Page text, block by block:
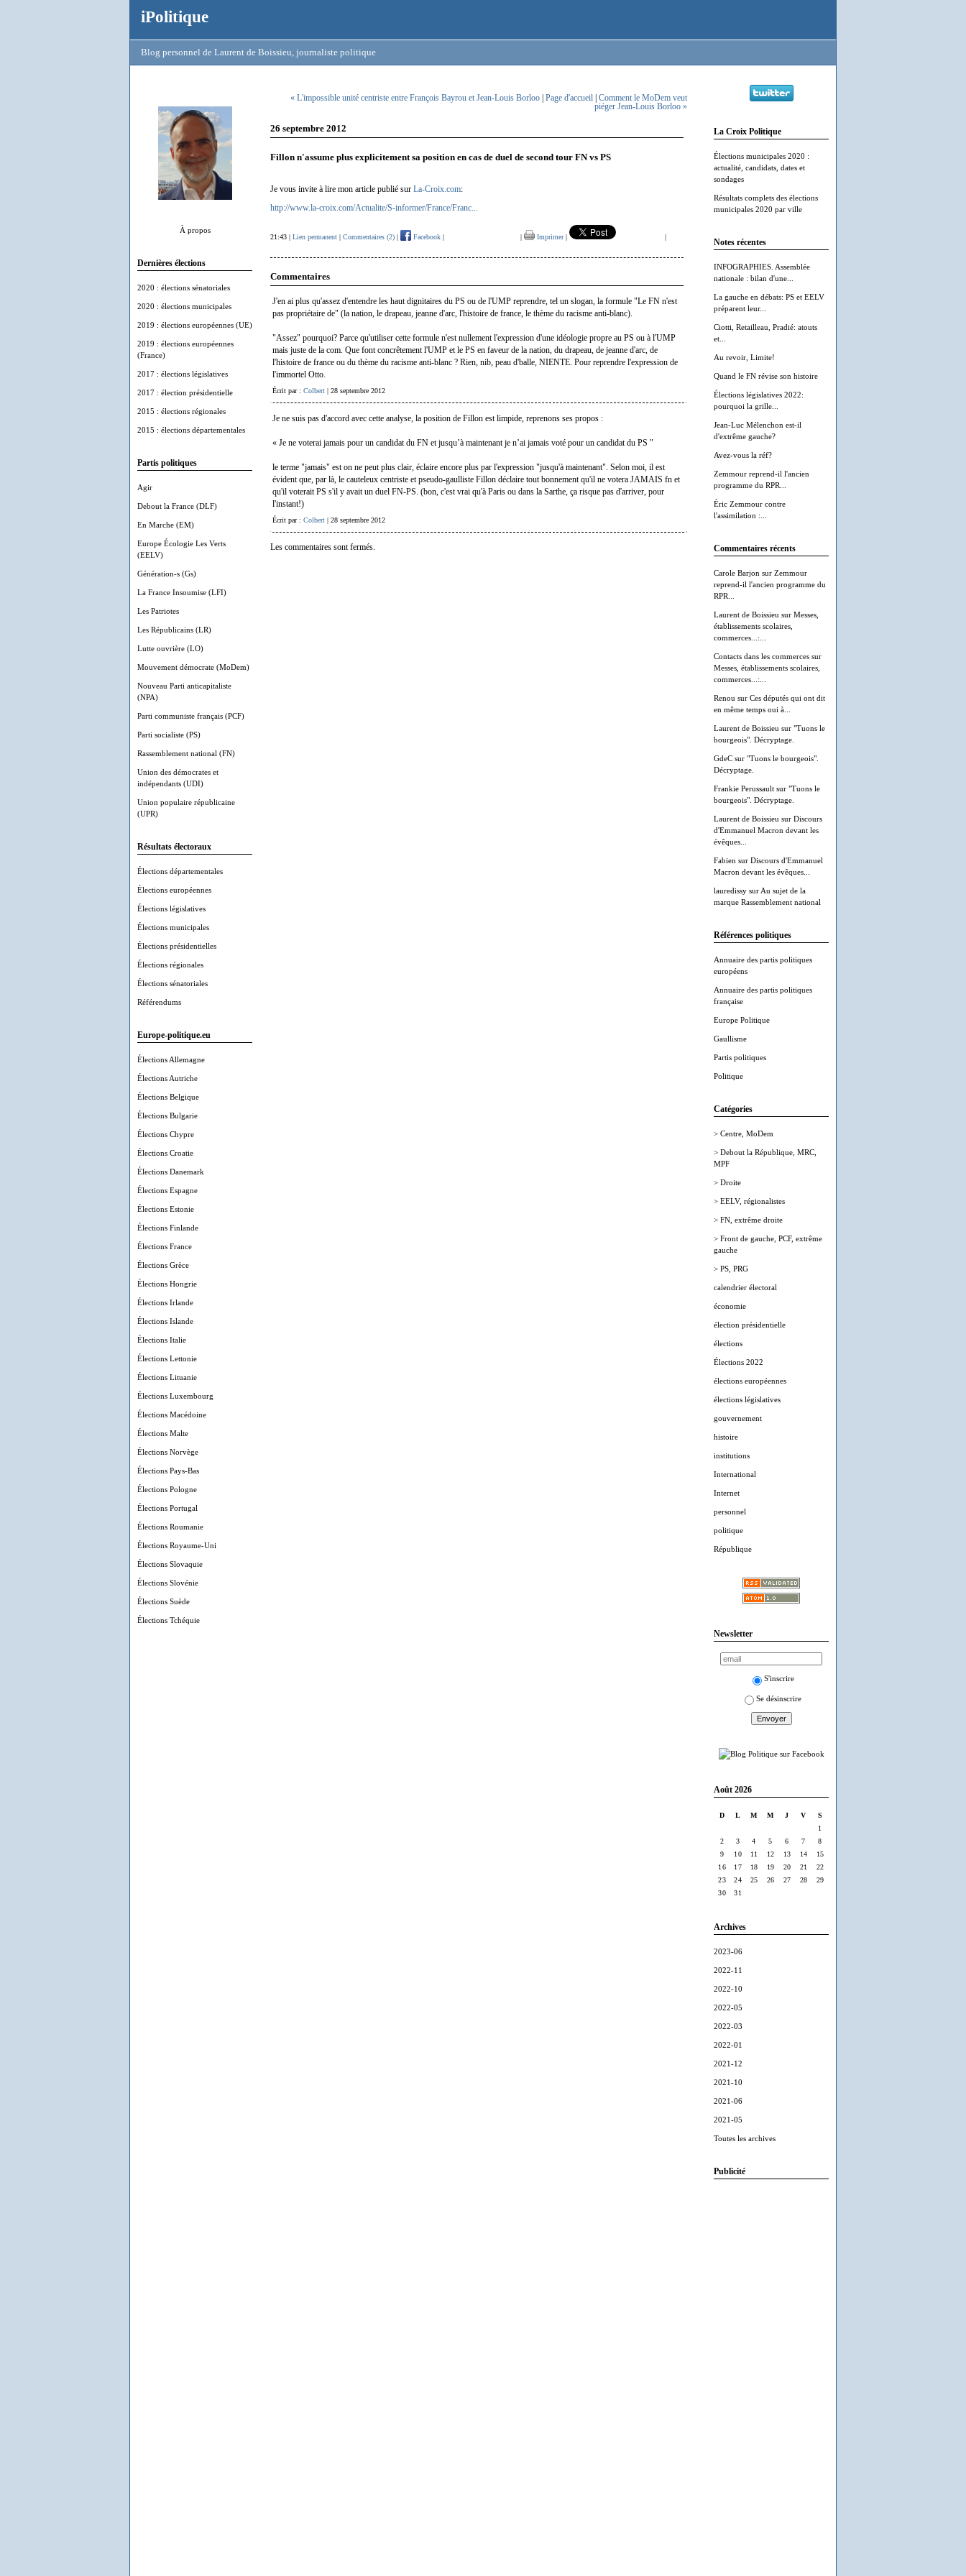
iPolitique
Blog personnel de Laurent de Boissieu, journaliste politique
À propos
Dernières élections
2020 : élections sénatoriales
2020 : élections municipales
2019 : élections européennes (UE)
2019 : élections européennes
(France)
2017 : élections législatives
2017 : élection présidentielle
2015 : élections régionales
2015 : élections départementales
Partis politiques
Agir
Debout la France (DLF)
En Marche (EM)
Europe Écologie Les Verts
(EELV)
Génération-s (Gs)
La France Insoumise (LFI)
Les Patriotes
Les Républicains (LR)
Lutte ouvrière (LO)
Mouvement démocrate (MoDem)
Nouveau Parti anticapitaliste
(NPA)
Parti communiste français (PCF)
Parti socialiste (PS)
Rassemblement national (FN)
Union des démocrates et
indépendants (UDI)
Union populaire républicaine
(UPR)
Résultats électoraux
Élections départementales
Élections européennes
Élections législatives
Élections municipales
Élections présidentielles
Élections régionales
Élections sénatoriales
Référendums
Europe-politique.eu
Élections Allemagne
Élections Autriche
Élections Belgique
Élections Bulgarie
Élections Chypre
Élections Croatie
Élections Danemark
Élections Espagne
Élections Estonie
Élections Finlande
Élections France
Élections Grèce
Élections Hongrie
Élections Irlande
Élections Islande
Élections Italie
Élections Lettonie
Élections Lituanie
Élections Luxembourg
Élections Macédoine
Élections Malte
Élections Norvège
Élections Pays-Bas
Élections Pologne
Élections Portugal
Élections Roumanie
Élections Royaume-Uni
Élections Slovaquie
Élections Slovénie
Élections Suède
Élections Tchéquie
La Croix Politique
Élections municipales 2020 :
actualité, candidats, dates et
sondages
Résultats complets des élections
municipales 2020 par ville
Notes récentes
INFOGRAPHIES. Assemblée
nationale : bilan d'une...
La gauche en débats: PS et EELV
préparent leur...
Ciotti, Retailleau, Pradié: atouts
et...
Au revoir, Limite!
Quand le FN révise son histoire
Élections législatives 2022:
pourquoi la grille...
Jean-Luc Mélenchon est-il
d'extrême gauche?
Avez-vous la réf?
Zemmour reprend-il l'ancien
programme du RPR...
Éric Zemmour contre
l'assimilation :...
Commentaires récents
Carole Barjon sur Zemmour
reprend-il l'ancien programme du
RPR...
Laurent de Boissieu sur Messes,
établissements scolaires,
commerces...:...
Contacts dans les commerces sur
Messes, établissements scolaires,
commerces...:...
Renou sur Ces députés qui ont dit
en même temps oui à...
Laurent de Boissieu sur "Tuons le
bourgeois". Décryptage.
GdeC sur "Tuons le bourgeois".
Décryptage.
Frankie Perussault sur "Tuons le
bourgeois". Décryptage.
Laurent de Boissieu sur Discours
d'Emmanuel Macron devant les
évêques...
Fabien sur Discours d'Emmanuel
Macron devant les évêques...
lauredissy sur Au sujet de la
marque Rassemblement national
Références politiques
Annuaire des partis politiques
européens
Annuaire des partis politiques
française
Europe Politique
Gaullisme
Partis politiques
Politique
Catégories
> Centre, MoDem
> Debout la République, MRC,
MPF
> Droite
> EELV, régionalistes
> FN, extrême droite
> Front de gauche, PCF, extrême
gauche
> PS, PRG
calendrier électoral
économie
élection présidentielle
élections
Élections 2022
élections européennes
élections législatives
gouvernement
histoire
institutions
International
Internet
personnel
politique
République
Newsletter
S'inscrire
Se désinscrire
Août 2026
D L M M J V
S
1
2
3 4 5 6 7
8
9
10 11 12 13 14
15
16
17 18 19 20 21
22
23
24 25 26 27 28
29
30
31
Archives
2023-06
2022-11
2022-10
2022-05
2022-03
2022-01
2021-12
2021-10
2021-06
2021-05
Toutes les archives
Publicité
« L'impossible unité centriste entre François Bayrou et Jean-Louis Borloo Page d'accueil
Comment le MoDem veut
piéger Jean-Louis Borloo »
26 septembre 2012
Fillon n'assume plus explicitement sa position en cas de duel de second tour FN vs PS
Je vous invite à lire mon article publié sur La-Croix.com:
http://www.la-croix.com/Actualite/S-informer/France/Franc...
21:43 | Lien permanent | Commentaires (2) | Facebook | | Imprimer| |
Commentaires
J'en ai plus qu'assez d'entendre les haut dignitaires du PS ou de l'UMP reprendre, tel un slogan, la formule "Le FN n'est
pas propriétaire de" (la nation, le drapeau, jeanne d'arc, l'histoire de france, le thème du racisme anti-blanc).
"Assez" pourquoi? Parce qu'utiliser cette formule n'est nullement l'expression d'une idéologie propre au PS ou à l'UMP
mais juste de la com. Que font concrêtement l'UMP et le PS en faveur de la nation, du drapeau, de jeanne d'arc, de
l'histoire de france ou du thème du racisme anti-blanc ? Rien, nib, peau d'balle, NIENTE. Pour reprendre l'expression de
l'immortel Otto.
Écrit par : Colbert | 28 septembre 2012
Je ne suis pas d'accord avec cette analyse, la position de Fillon est limpide, reprenons ses propos :
« Je ne voterai jamais pour un candidat du FN et jusqu’à maintenant je n’ai jamais voté pour un candidat du PS "
le terme "jamais" est on ne peut plus clair, éclaire encore plus par l'expression "jusqu'à maintenant". Selon moi, il est
évident que, par là, le cauteleux centriste et pseudo-gaulliste Fillon déclaire tout bonnement qu'il ne votera JAMAIS fn et
qu'il voterait PS s'il y avait un duel FN-PS. (bon, c'est vrai qu'à Paris ou dans la Sarthe, ça risque pas d'arriver, pour
l'instant!)
Écrit par : Colbert | 28 septembre 2012
Les commentaires sont fermés.